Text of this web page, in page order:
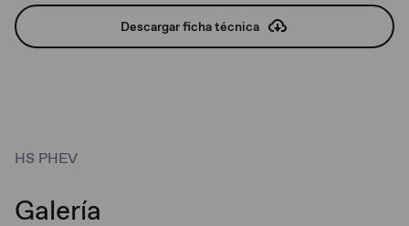
Descargar ficha técnica
HS PHEV
Galería